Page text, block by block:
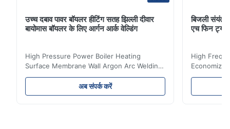
उच्च दबाव पावर बॉयलर हीटिंग सतह झिल्ली दीवार
बायोमास बॉयलर के लिए आर्गन आर्क वेल्डिंग
High Pressure Power Boiler Heating
Surface Membrane Wall Argon Arc Welding
For Biomass Boiler Product Introduction
Water wall panels with pins usually laid
vertically on the inner wall of the furnace
अब संपर्क करें
बिजली संयंत्र
एच फिन ट्यूब
High
Product
industrial